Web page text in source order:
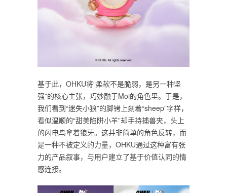
基于此，OHKU将“柔软不是脆弱，是另一种坚
强”的核心主张，巧妙融于Moi的角色里。于是，
我们看到“迷失小狼”的脚铐上刻着“sheep”字样，
看似温顺的“甜美陷阱小羊”却手持捕兽夹，头上
的闪电鸟拿着狼牙。这并非简单的角色反转，而
是一种不被定义的力量，OHKU通过这种富有张
力的产品叙事，与用户建立了基于价值认同的情
感连接。